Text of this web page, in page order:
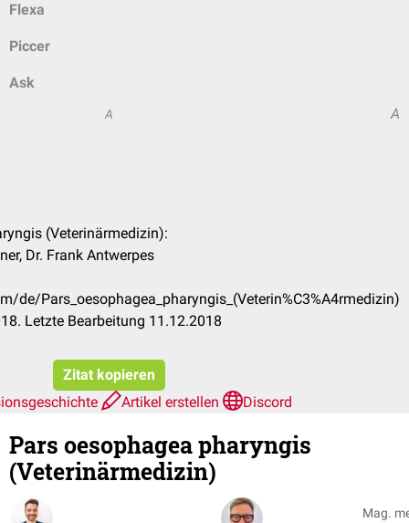
Flexa
Piccer
Ask
A A
(Veterinärmedizin):
Dr. Frank Antwerpes
de/Pars_oesophagea_pharyngis_(Veterin%C3%A4rmedizin)
Letzte Bearbeitung 11.12.2018
Zitat kopieren
Artikel erstellen Discord
Pars oesophagea pharyngis
(Veterinärmedizin)
Mag.